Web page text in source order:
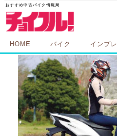
HOME バイク インプレ